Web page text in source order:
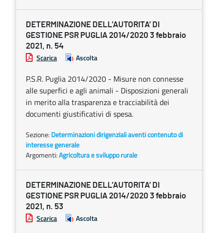
DETERMINAZIONE DELL’AUTORITA’ DI
GESTIONE PSR PUGLIA 2014/2020 3 febbraio
2021, n. 54
Scarica Ascolta
P.S.R. Puglia 2014/2020 - Misure non connesse
alle superfici e agli animali - Disposizioni generali
in merito alla trasparenza e tracciabilità dei
documenti giustificativi di spesa.
Sezione: Determinazioni dirigenziali aventi contenuto di
interesse generale
Argomenti:Agricoltura e sviluppo rurale
DETERMINAZIONE DELL’AUTORITA’ DI
GESTIONE PSR PUGLIA 2014/2020 3 febbraio
2021, n. 53
Scarica Ascolta